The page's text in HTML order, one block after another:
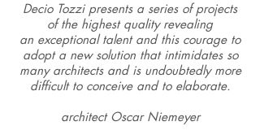
Decio Tozzi presents a series of projects
of the highest quality revealing
an exceptional talent and this courage to
adopt a new solution that intimidates so
many architects and is undoubtedly more
difficult to conceive and to elaborate.
architect Oscar Niemeyer